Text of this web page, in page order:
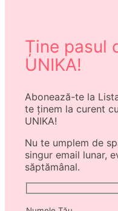
Ține pasul
UNIKA!
Abonează-te la
te ținem la curent
UNIKA!
Nu te umplem de
singur email lunar,
săptămânal.